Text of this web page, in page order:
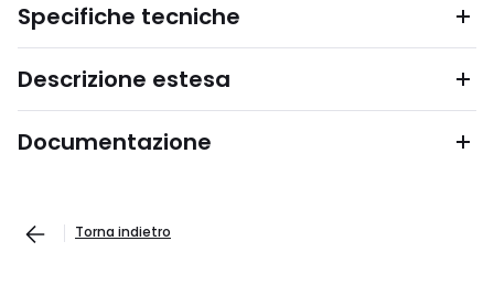
Specifiche tecniche
Descrizione estesa
Documentazione
Torna indietro